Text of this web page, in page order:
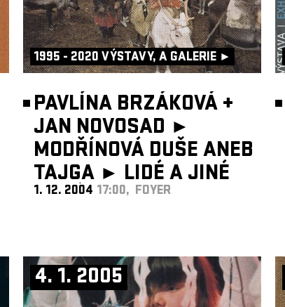
1995 - 2020 VÝSTAVY, A GALERIE ►
PAVLÍNA BRZÁKOVÁ +
JAN NOVOSAD ►
MODŘÍNOVÁ DUŠE ANEB
TAJGA ► LIDÉ A JINÉ
OBRÁZKY
1. 12. 2004 17:00, FOYER
4. 1. 2005